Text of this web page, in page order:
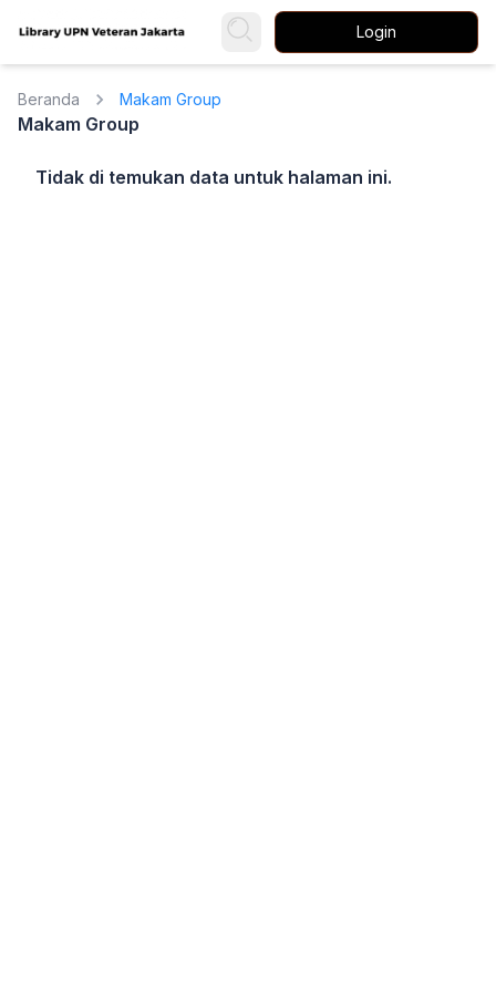
Login
Beranda Makam Group
Makam Group
Tidak di temukan data untuk halaman ini.